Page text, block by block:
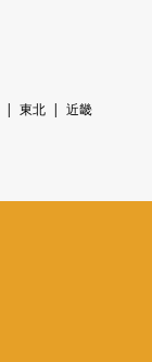
東北
近畿